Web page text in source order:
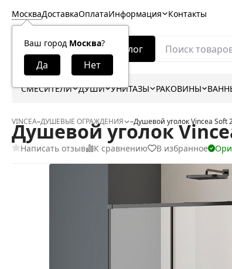
Москва
Ваш город Москва?
ДоставкаОплатаИнформация Контакты
Каталог
СМЕСИТЕЛИ ДУШИ УНИТАЗЫ РАКОВИНЫ
VINCEA–ДУШЕВЫЕ ОГРАЖДЕНИЯ –Душевой уголок Vincea Soft
Душевой уголок
Написать отзыв К сравнению В избранное